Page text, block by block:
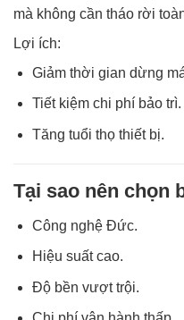
mà không cần tháo rời
Lợi ích:
Giảm thời gian dừng
Tiết kiệm chi phí bảo trì.
Tăng tuổi thọ thiết bị.
Tại sao nên chọn
Công nghệ Đức.
Hiệu suất cao.
Độ bền vượt trội.